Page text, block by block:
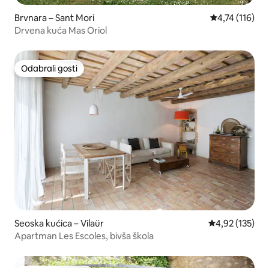
Brvnara – Sant Mori Prosječna
4,74 (116)
Drvena kuća Mas Oriol
Odabrali gosti
Odabrali gosti
Seoska kućica – Vilaür Prosječna
4,92 (135)
Apartman Les Escoles, bivša škola